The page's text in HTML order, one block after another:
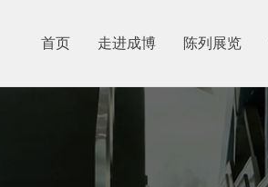
首页 走进成博 陈列展览